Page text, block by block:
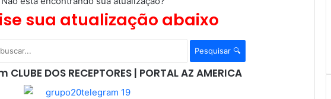
sua atualização abaixo
Pesquisar 🔍
DOS RECEPTORES | PORTAL AZ AMERICA